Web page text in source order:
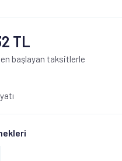
TL
başlayan taksitlerle